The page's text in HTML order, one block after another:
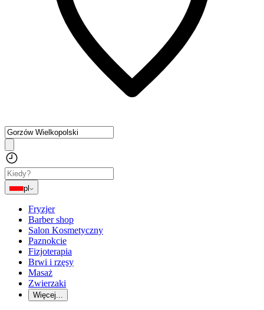
pl
Fryzjer
Barber shop
Salon Kosmetyczny
Paznokcie
Fizjoterapia
Brwi i rzęsy
Masaż
Zwierzaki
Więcej...